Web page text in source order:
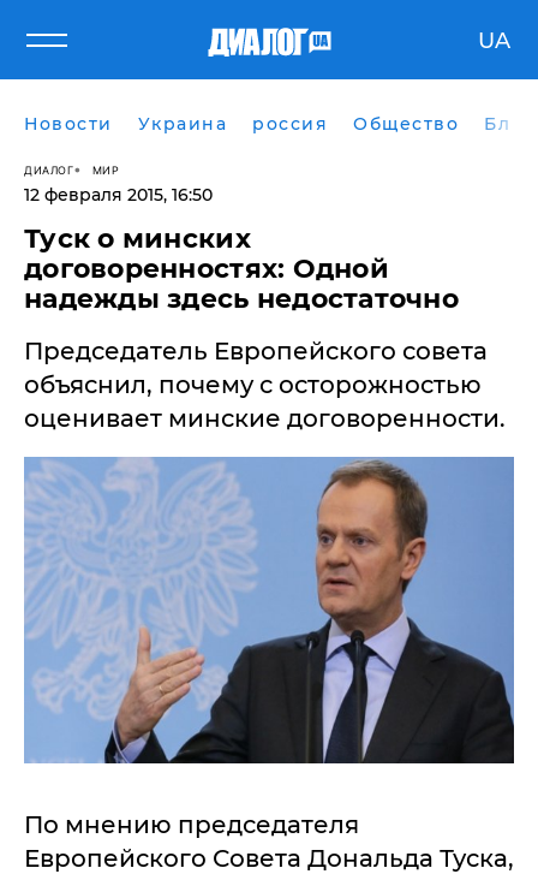
UA
Новости Украина россия Общество
ДИАЛОГ МИР
12 февраля 2015, 16:50
Туск о минских
договоренностях: Одной
надежды здесь недостаточно
Председатель Европейского совета
объяснил, почему с осторожностью
оценивает минские договоренности.
По мнению председателя
Европейского Совета Дональда Туска,